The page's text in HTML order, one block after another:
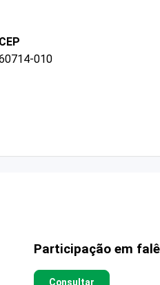
CEP
010
Participação em
Consultar